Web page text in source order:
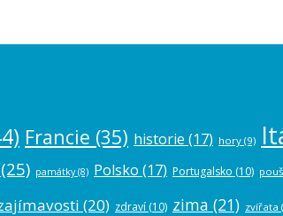
Francie (35) historie (17) hory (9)
(25) památky(8) Polsko (17) Portugalsko (10)
(20) zdraví (10) zima (21) zvířata